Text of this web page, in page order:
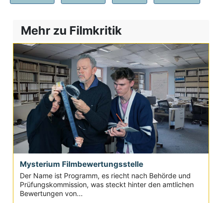
Mehr zu Filmkritik
Mysterium Filmbewertungsstelle
Der Name ist Programm, es riecht nach Behörde und
Prüfungskommission, was steckt hinter den amtlichen
Bewertungen von...